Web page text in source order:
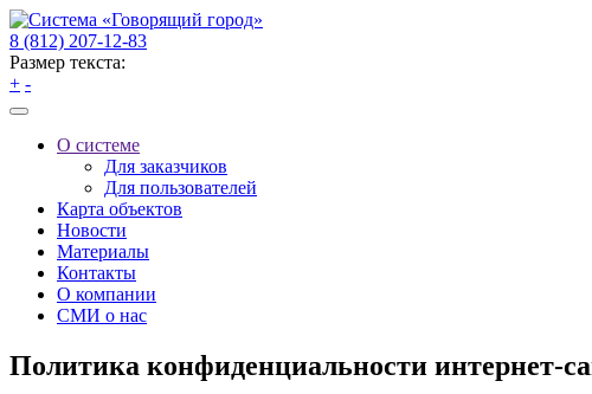
8 (812) 207-12-83
Размер текста:
+ -
О системе
Для заказчиков
Для пользователей
Карта объектов
Новости
Материалы
Контакты
О компании
СМИ о нас
Политика конфиденциальности интернет-